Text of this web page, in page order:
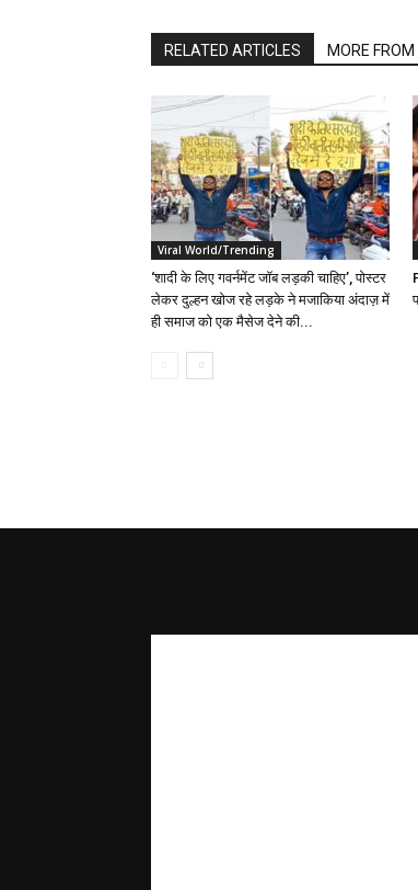
RELATED ARTICLES MORE
Viral World/Trending
‘शादी के लिए गवर्नमेंट जॉब लड़की चाहिए’, पोस्टर
लेकर दुल्हन खोज रहे लड़के ने मजाकिया अंदाज़ में
ही समाज को एक मैसेज देने की...